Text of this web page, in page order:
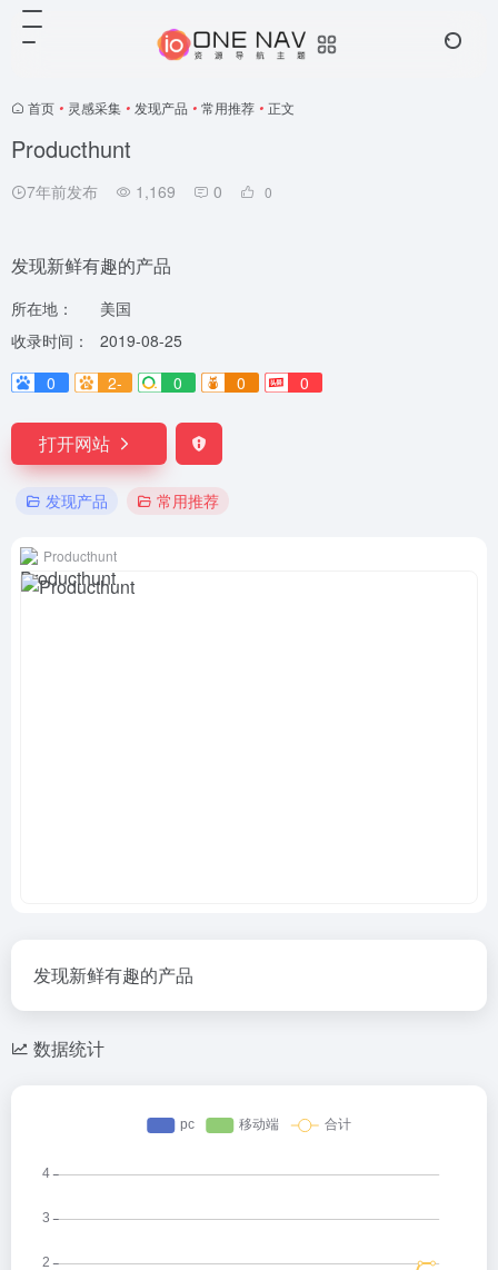
首页 • 灵感采集 • 发现产品 • 常用推荐 • 正文
Producthunt
7年前发布 1,169 0 0
发现新鲜有趣的产品
所在地：
美国
收录时间：
2019-08-25
0
2- 0 0 0
打开网站
发现产品 常用推荐
Producthunt
发现新鲜有趣的产品
数据统计